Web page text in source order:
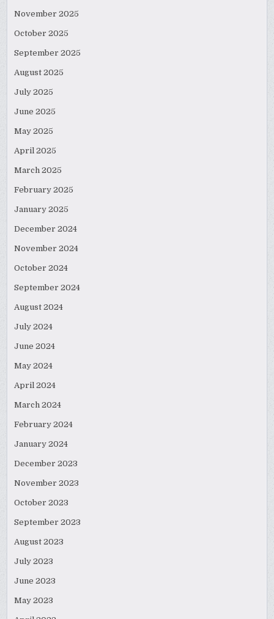
November 2025
October 2025
September 2025
August 2025
July 2025
June 2025
May 2025
April 2025
March 2025
February 2025
January 2025
December 2024
November 2024
October 2024
September 2024
August 2024
July 2024
June 2024
May 2024
April 2024
March 2024
February 2024
January 2024
December 2023
November 2023
October 2023
September 2023
August 2023
July 2023
June 2023
May 2023